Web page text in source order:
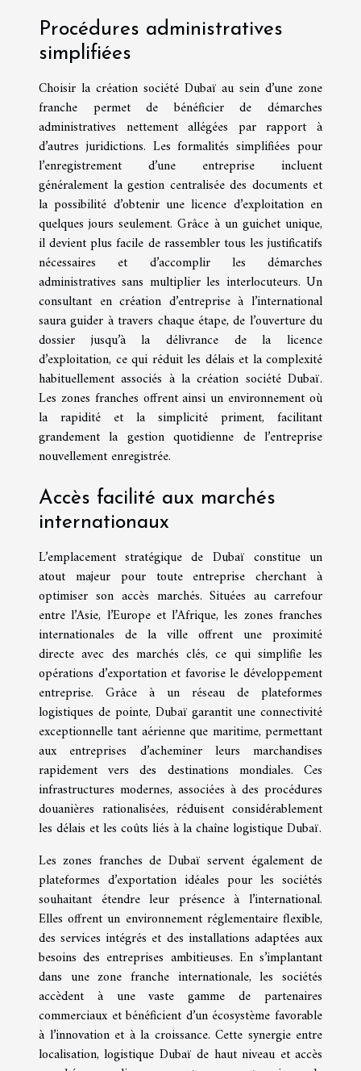
Procédures administratives
simplifiées
Choisir la création société Dubaï au sein d’une zone
franche permet de bénéficier de démarches
administratives nettement allégées par rapport à
d’autres juridictions. Les formalités simplifiées pour
l’enregistrement d’une entreprise incluent
généralement la gestion centralisée des documents et
la possibilité d’obtenir une licence d’exploitation en
quelques jours seulement. Grâce à un guichet unique,
il devient plus facile de rassembler tous les justificatifs
nécessaires et d’accomplir les démarches
administratives sans multiplier les interlocuteurs. Un
consultant en création d’entreprise à l’international
saura guider à travers chaque étape, de l’ouverture du
dossier jusqu’à la délivrance de la licence
d’exploitation, ce qui réduit les délais et la complexité
habituellement associés à la création société Dubaï.
Les zones franches offrent ainsi un environnement où
la rapidité et la simplicité priment, facilitant
grandement la gestion quotidienne de l’entreprise
nouvellement enregistrée.
Accès facilité aux marchés
internationaux
L’emplacement stratégique de Dubaï constitue un
atout majeur pour toute entreprise cherchant à
optimiser son accès marchés. Situées au carrefour
entre l’Asie, l’Europe et l’Afrique, les zones franches
internationales de la ville offrent une proximité
directe avec des marchés clés, ce qui simplifie les
opérations d’exportation et favorise le développement
entreprise. Grâce à un réseau de plateformes
logistiques de pointe, Dubaï garantit une connectivité
exceptionnelle tant aérienne que maritime, permettant
aux entreprises d’acheminer leurs marchandises
rapidement vers des destinations mondiales. Ces
infrastructures modernes, associées à des procédures
douanières rationalisées, réduisent considérablement
les délais et les coûts liés à la chaîne logistique Dubaï.
Les zones franches de Dubaï servent également de
plateformes d’exportation idéales pour les sociétés
souhaitant étendre leur présence à l’international.
Elles offrent un environnement réglementaire flexible,
des services intégrés et des installations adaptées aux
besoins des entreprises ambitieuses. En s’implantant
dans une zone franche internationale, les sociétés
accèdent à une vaste gamme de partenaires
commerciaux et bénéficient d’un écosystème favorable
à l’innovation et à la croissance. Cette synergie entre
localisation, logistique Dubaï de haut niveau et accès